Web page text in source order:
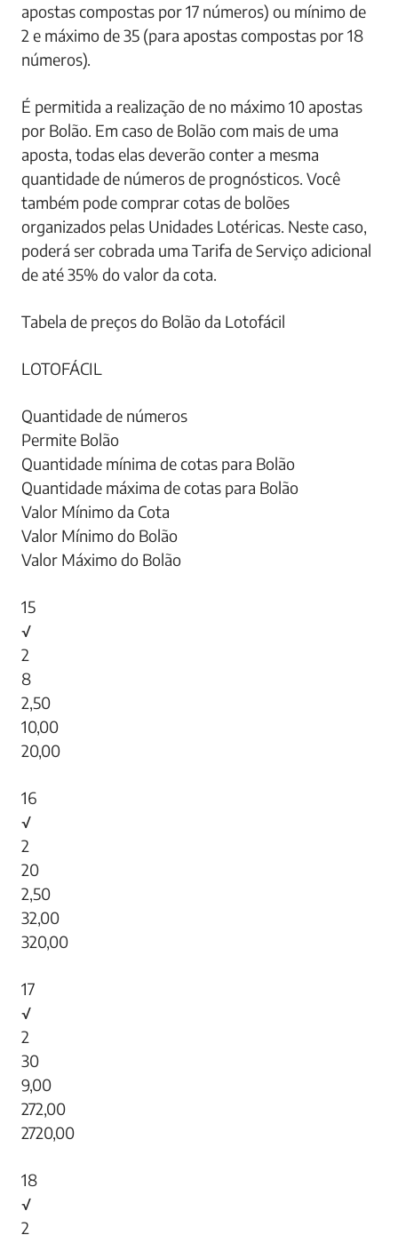
apostas compostas por 17 números) ou mínimo de
2 e máximo de 35 (para apostas compostas por 18
números).
É permitida a realização de no máximo 10 apostas
por Bolão. Em caso de Bolão com mais de uma
aposta, todas elas deverão conter a mesma
quantidade de números de prognósticos. Você
também pode comprar cotas de bolões
organizados pelas Unidades Lotéricas. Neste caso,
poderá ser cobrada uma Tarifa de Serviço adicional
de até 35% do valor da cota.
Tabela de preços do Bolão da Lotofácil
LOTOFÁCIL
Quantidade de números
Permite Bolão
Quantidade mínima de cotas para Bolão
Quantidade máxima de cotas para Bolão
Valor Mínimo da Cota
Valor Mínimo do Bolão
Valor Máximo do Bolão
15
√
2
8
2,50
10,00
20,00
16
√
2
20
2,50
32,00
320,00
17
√
2
30
9,00
272,00
2720,00
18
√
2